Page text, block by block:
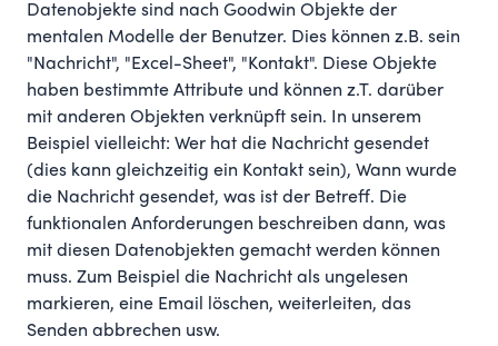
Datenobjekte sind nach Goodwin Objekte der
mentalen Modelle der Benutzer. Dies können z.B. sein
"Nachricht", "Excel-Sheet", "Kontakt". Diese Objekte
haben bestimmte Attribute und können z.T. darüber
mit anderen Objekten verknüpft sein. In unserem
Beispiel vielleicht: Wer hat die Nachricht gesendet
(dies kann gleichzeitig ein Kontakt sein), Wann wurde
die Nachricht gesendet, was ist der Betreff. Die
funktionalen Anforderungen beschreiben dann, was
mit diesen Datenobjekten gemacht werden können
muss. Zum Beispiel die Nachricht als ungelesen
markieren, eine Email löschen, weiterleiten, das
Senden abbrechen usw.